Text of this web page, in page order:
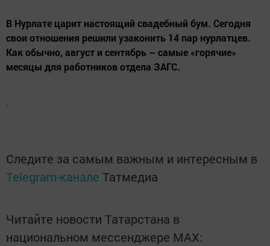
В Нурлате царит настоящий свадебный бум. Сегодня
свои отношения решили узаконить 14 пар нурлатцев.
Как обычно, август и сентябрь – самые «горячие»
месяцы для работников отдела ЗАГС.
.
Следите за самым важным и интересным в
Telegram-канале Татмедиа
Читайте новости Татарстана в
национальном мессенджере MАХ: